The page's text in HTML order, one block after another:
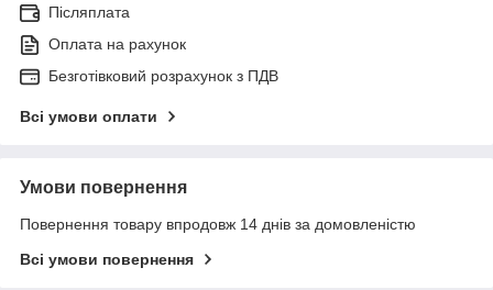
Післяплата
Оплата на рахунок
Безготівковий розрахунок з ПДВ
Всі умови оплати
Умови повернення
Повернення товару впродовж 14 днів за домовленістю
Всі умови повернення